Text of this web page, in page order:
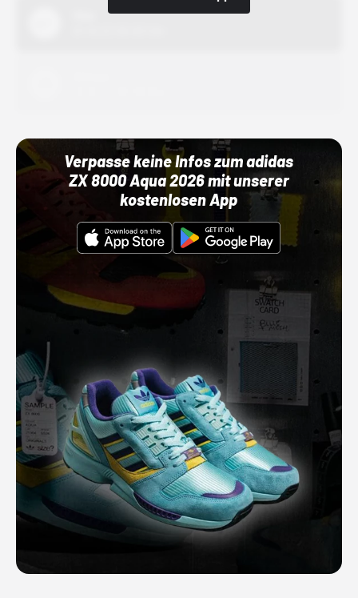
Verpasse keine Infos zum adidas
ZX 8000 Aqua 2026 mit unserer
kostenlosen App